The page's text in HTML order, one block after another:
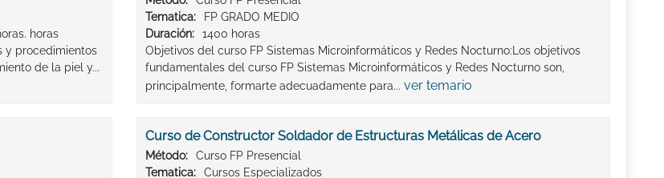
horas
y procedimientos
de la piel y...
Tematica:
FP GRADO MEDIO
Duración:
1400 horas
Objetivos del curso FP Sistemas Microinformáticos y Redes Nocturno:Los objetivos
fundamentales del curso FP Sistemas Microinformáticos y Redes Nocturno son,
principalmente, formarte adecuadamente para... ver temario
Curso de Constructor Soldador de Estructuras Metálicas de Acero
Método:
Curso FP Presencial
Tematica:
Cursos Especializados